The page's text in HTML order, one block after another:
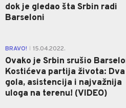
dok je gledao šta Srbin radi
Barseloni
BRAVO! 15.04.2022.
Ovako je Srbin srušio
Kostićeva partija života: Dva
gola, asistencija i najvažnija
uloga na terenu! (VIDEO)